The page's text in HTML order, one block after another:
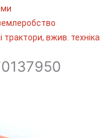
трактори, вжив. техніка